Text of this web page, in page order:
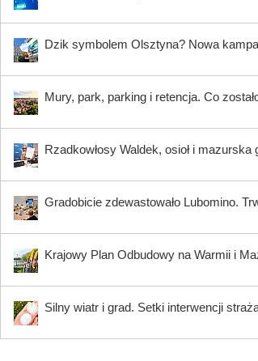
Dzik symbolem Olsztyna? Nowa
Mury, park, parking i retencja. Co
Rzadkowłosy Waldek, osioł i
Gradobicie zdewastowało Lubomino.
Krajowy Plan Odbudowy na Warmii i
Silny wiatr i grad. Setki interwencji